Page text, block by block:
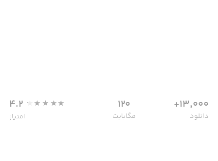
13,000+
دانلود
120
مگابایت
4.2
امتیاز